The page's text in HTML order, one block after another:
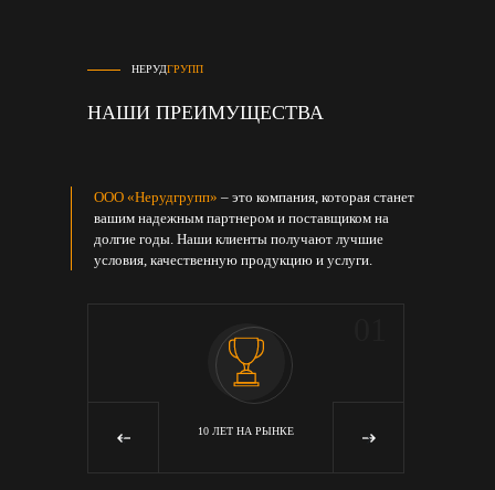
НЕРУДГРУПП
НАШИ ПРЕИМУЩЕСТВА
ООО «Нерудгрупп» – это компания, которая станет
вашим надежным партнером и поставщиком на
долгие годы. Наши клиенты получают лучшие
условия, качественную продукцию и услуги.
10 ЛЕТ НА РЫНКЕ
‹ ›